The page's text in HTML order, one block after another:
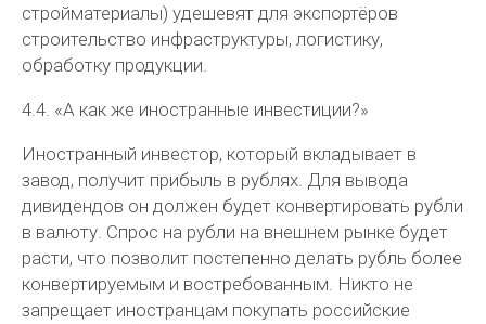
стройматериалы) удешевят для экспортёров
строительство инфраструктуры, логистику,
обработку продукции.
4.4. «А как же иностранные инвестиции?»
Иностранный инвестор, который вкладывает в
завод, получит прибыль в рублях. Для вывода
дивидендов он должен будет конвертировать рубли
в валюту. Спрос на рубли на внешнем рынке будет
расти, что позволит постепенно делать рубль более
конвертируемым и востребованным. Никто не
запрещает иностранцам покупать российские